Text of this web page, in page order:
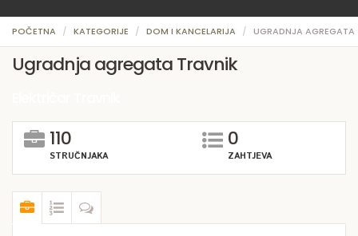
POČETNA KATEGORIJE DOM I KANCELARIJA UGRADNJA AGREGATA
Ugradnja agregata Travnik
110
STRUČNJAKA
0
ZAHTJEVA